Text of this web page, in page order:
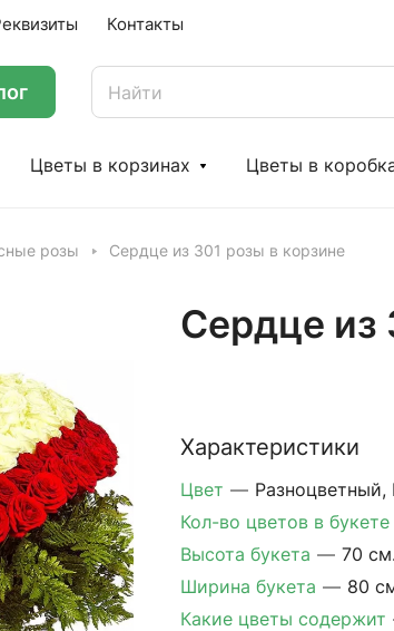
Контакты
Цветы в корзинах Цветы в
розы Сердце из 301 розы в корзине
Сердце из
Характеристики
Цвет —
Кол-во цветов в букете
Высота букета — 70 см.
Ширина букета — 80
Какие цветы содержит